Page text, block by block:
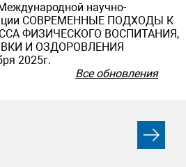
научно-
СОВРЕМЕННЫЕ ПОДХОДЫ К
ФИЗИЧЕСКОГО ВОСПИТАНИЯ,
И ОЗДОРОВЛЕНИЯ
2025г.
Все обновления